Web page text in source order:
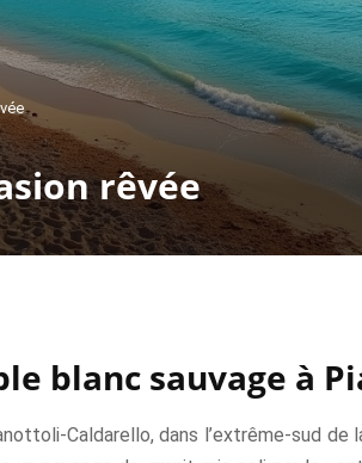
rêvée
blanc sauvage à
Caldarello, dans l’extrême-sud